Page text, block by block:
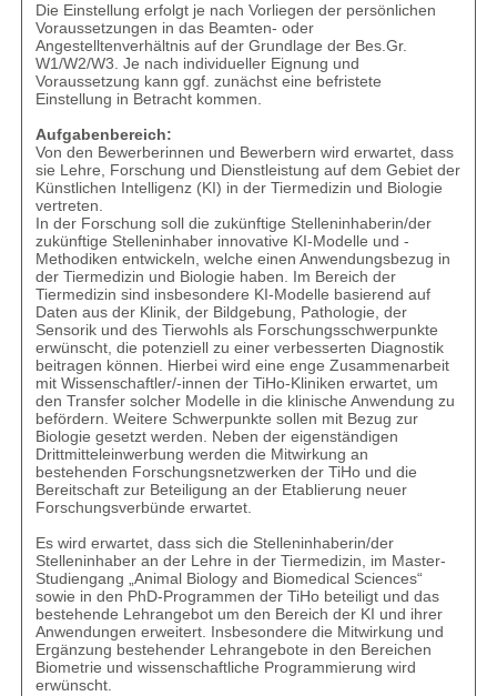
Die Einstellung erfolgt je nach Vorliegen der persönlichen
Voraussetzungen in das Beamten- oder
Angestelltenverhältnis auf der Grundlage der Bes.Gr.
W1/W2/W3. Je nach individueller Eignung und
Voraussetzung kann ggf. zunächst eine befristete
Einstellung in Betracht kommen.
Aufgabenbereich:
Von den Bewerberinnen und Bewerbern wird erwartet, dass
sie Lehre, Forschung und Dienstleistung auf dem Gebiet der
Künstlichen Intelligenz (KI) in der Tiermedizin und Biologie
vertreten.
In der Forschung soll die zukünftige Stelleninhaberin/der
zukünftige Stelleninhaber innovative KI-Modelle und -
Methodiken entwickeln, welche einen Anwendungsbezug in
der Tiermedizin und Biologie haben. Im Bereich der
Tiermedizin sind insbesondere KI-Modelle basierend auf
Daten aus der Klinik, der Bildgebung, Pathologie, der
Sensorik und des Tierwohls als Forschungsschwerpunkte
erwünscht, die potenziell zu einer verbesserten Diagnostik
beitragen können. Hierbei wird eine enge Zusammenarbeit
mit Wissenschaftler/-innen der TiHo-Kliniken erwartet, um
den Transfer solcher Modelle in die klinische Anwendung zu
befördern. Weitere Schwerpunkte sollen mit Bezug zur
Biologie gesetzt werden. Neben der eigenständigen
Drittmitteleinwerbung werden die Mitwirkung an
bestehenden Forschungsnetzwerken der TiHo und die
Bereitschaft zur Beteiligung an der Etablierung neuer
Forschungsverbünde erwartet.
Es wird erwartet, dass sich die Stelleninhaberin/der
Stelleninhaber an der Lehre in der Tiermedizin, im Master-
Studiengang „Animal Biology and Biomedical Sciences“
sowie in den PhD-Programmen der TiHo beteiligt und das
bestehende Lehrangebot um den Bereich der KI und ihrer
Anwendungen erweitert. Insbesondere die Mitwirkung und
Ergänzung bestehender Lehrangebote in den Bereichen
Biometrie und wissenschaftliche Programmierung wird
erwünscht.